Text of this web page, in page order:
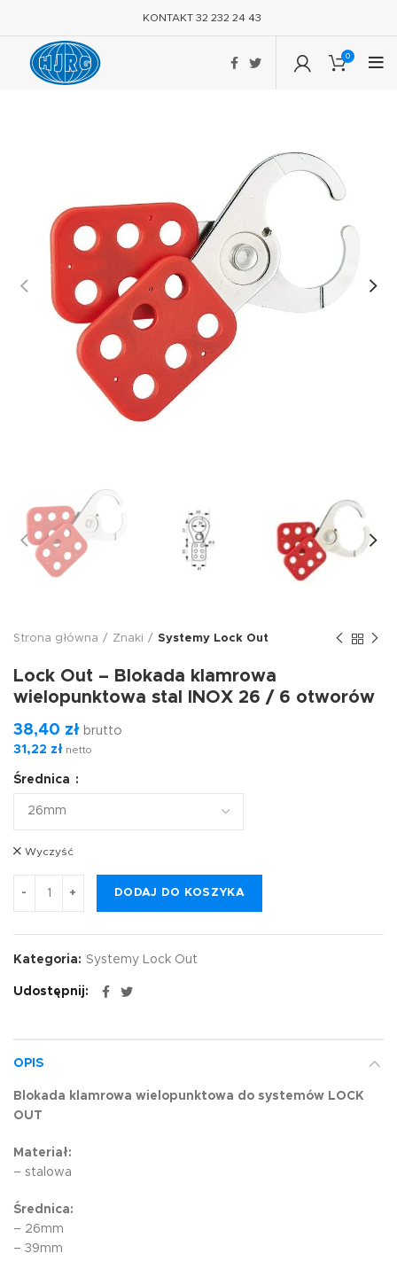
KONTAKT 32 232 24 43
0
Strona główna Znaki Systemy Lock Out
Lock Out – Blokada klamrowa
wielopunktowa stal INOX 26 / 6 otworów
38,40 zł brutto
31,22 zł netto
Średnica
Wyczyść
DODAJ DO KOSZYKA
Kategoria: Systemy Lock Out
Udostępnij
OPIS
Blokada klamrowa wielopunktowa do systemów LOCK
OUT
Materiał:
– stalowa
Średnica:
– 26mm
– 39mm